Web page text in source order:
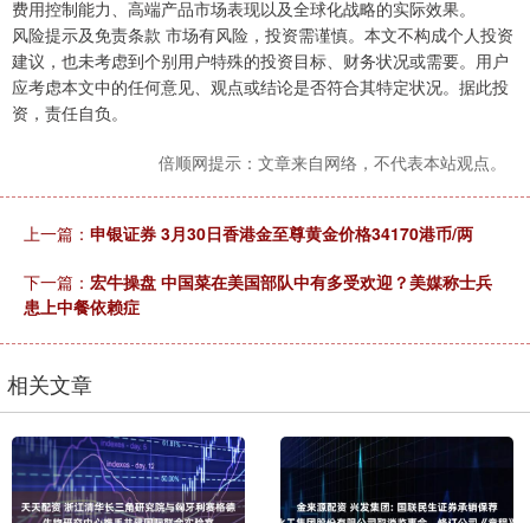
费用控制能力、高端产品市场表现以及全球化战略的实际效果。
风险提示及免责条款 市场有风险，投资需谨慎。本文不构成个人投资
建议，也未考虑到个别用户特殊的投资目标、财务状况或需要。用户
应考虑本文中的任何意见、观点或结论是否符合其特定状况。据此投
资，责任自负。
倍顺网提示：文章来自网络，不代表本站观点。
上一篇： 申银证券 3月30日香港金至尊黄金价格34170港币/两
下一篇： 宏牛操盘 中国菜在美国部队中有多受欢迎？美媒称士兵
患上中餐依赖症
相关文章